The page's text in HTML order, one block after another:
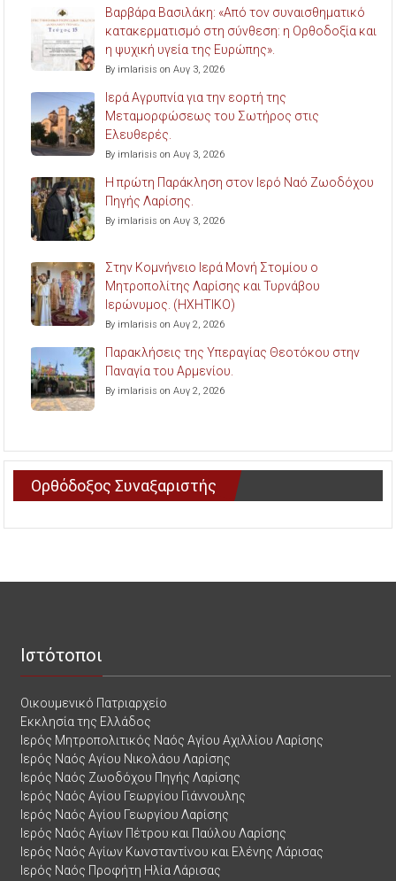
Βαρβάρα Βασιλάκη: «Από τον συναισθηματικό
κατακερματισμό στη σύνθεση: η Ορθοδοξία και
η ψυχική υγεία της Ευρώπης».
By imlarisis on Αυγ 3, 2026
Ιερά Αγρυπνία για την εορτή της
Μεταμορφώσεως του Σωτήρος στις
Ελευθερές.
By imlarisis on Αυγ 3, 2026
Η πρώτη Παράκληση στον Ιερό Ναό Ζωοδόχου
Πηγής Λαρίσης.
By imlarisis on Αυγ 3, 2026
Στην Κομνήνειο Ιερά Μονή Στομίου ο
Μητροπολίτης Λαρίσης και Τυρνάβου
Ιερώνυμος. (ΗΧΗΤΙΚΟ)
By imlarisis on Αυγ 2, 2026
Παρακλήσεις της Υπεραγίας Θεοτόκου στην
Παναγία του Αρμενίου.
By imlarisis on Αυγ 2, 2026
Ορθόδοξος Συναξαριστής
Ιστότοποι
Οικουμενικό Πατριαρχείο
Εκκλησία της Ελλάδος
Ιερός Μητροπολιτικός Ναός Αγίου Αχιλλίου Λαρίσης
Ιερός Ναός Αγίου Νικολάου Λαρίσης
Ιερός Ναός Ζωοδόχου Πηγής Λαρίσης
Ιερός Ναός Αγίου Γεωργίου Γιάννουλης
Ιερός Ναός Αγίου Γεωργίου Λαρίσης
Ιερός Ναός Αγίων Πέτρου και Παύλου Λαρίσης
Ιερός Ναός Αγίων Κωνσταντίνου και Ελένης Λάρισας
Ιερός Ναός Προφήτη Ηλία Λάρισας